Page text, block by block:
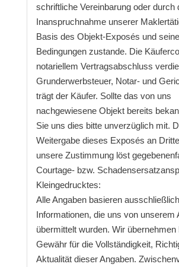
schriftliche Vereinbarung oder durch
Inanspruchnahme unserer
Basis des Objekt-Exposés und
Bedingungen zustande. Die
notariellem Vertragsabschluss
Grunderwerbsteuer, Notar- und
trägt der Käufer. Sollte das von uns
nachgewiesene Objekt bereits
Sie uns dies bitte unverzüglich mit.
Weitergabe dieses Exposés an
unsere Zustimmung löst
Courtage- bzw.
Kleingedrucktes:
Alle Angaben basieren
Informationen, die uns von unserem
übermittelt wurden. Wir übernehmen
Gewähr für die Vollständigkeit,
Aktualität dieser Angaben.